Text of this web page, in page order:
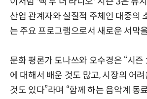
산업 관계자와 실질적 주체인 대중의
는 주요 프로그램으로서 새로운 서막
문화 평론가 도나쓰와 오수경은 “시
에 대해서 배운 것도 많고, 시장의 어
것도 있다”라며 “함께 하는 음악계 동